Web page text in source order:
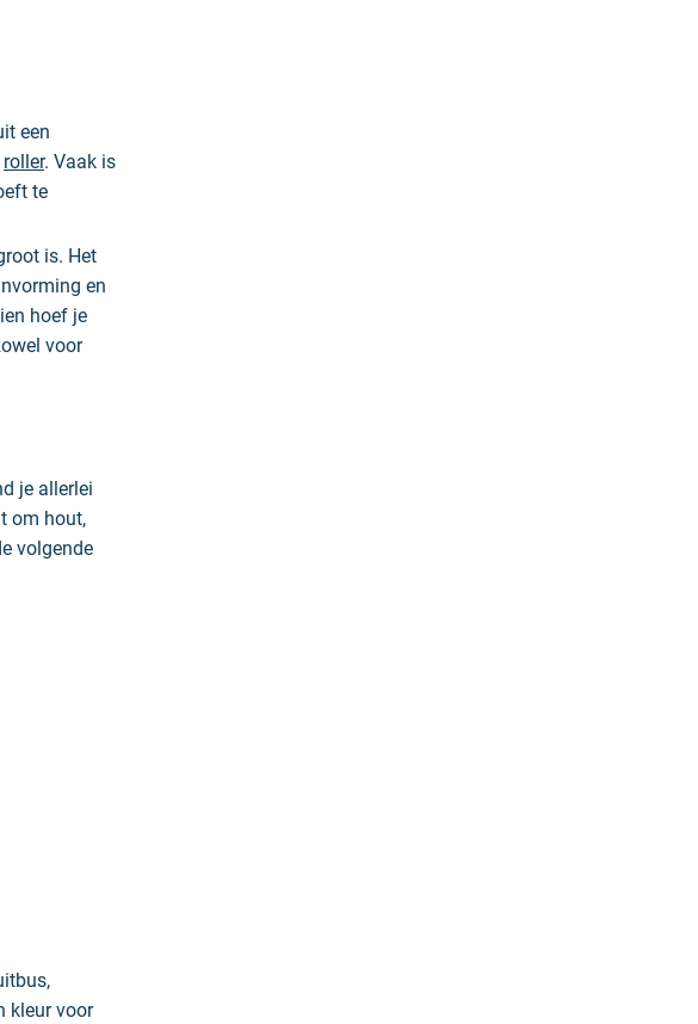
een
roller. Vaak is
te
is. Het
en
hoef je
voor
je allerlei
om hout,
volgende
kleur voor